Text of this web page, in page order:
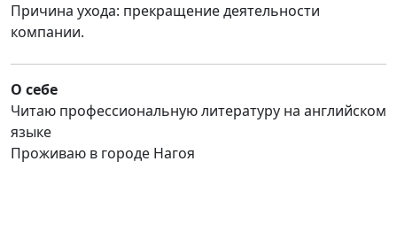
Причина ухода: прекращение деятельности
компании.
О себе
Читаю профессиональную литературу на английском
языке
Проживаю в городе Нагоя